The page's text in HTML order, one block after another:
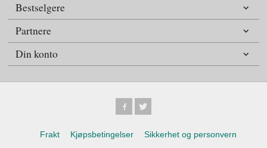
Bestselgere
Partnere
Din konto
Frakt Kjøpsbetingelser Sikkerhet og personvern